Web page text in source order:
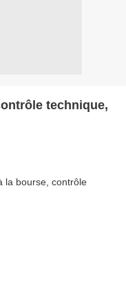
technique,